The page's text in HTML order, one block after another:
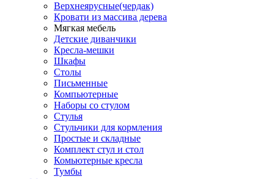
Верхнеярусные(чердак)
Кровати из массива дерева
Мягкая мебель
Детские диванчики
Кресла-мешки
Шкафы
Столы
Письменные
Компьютерные
Наборы со стулом
Стулья
Стульчики для кормления
Простые и складные
Комплект стул и стол
Комьютерные кресла
Тумбы